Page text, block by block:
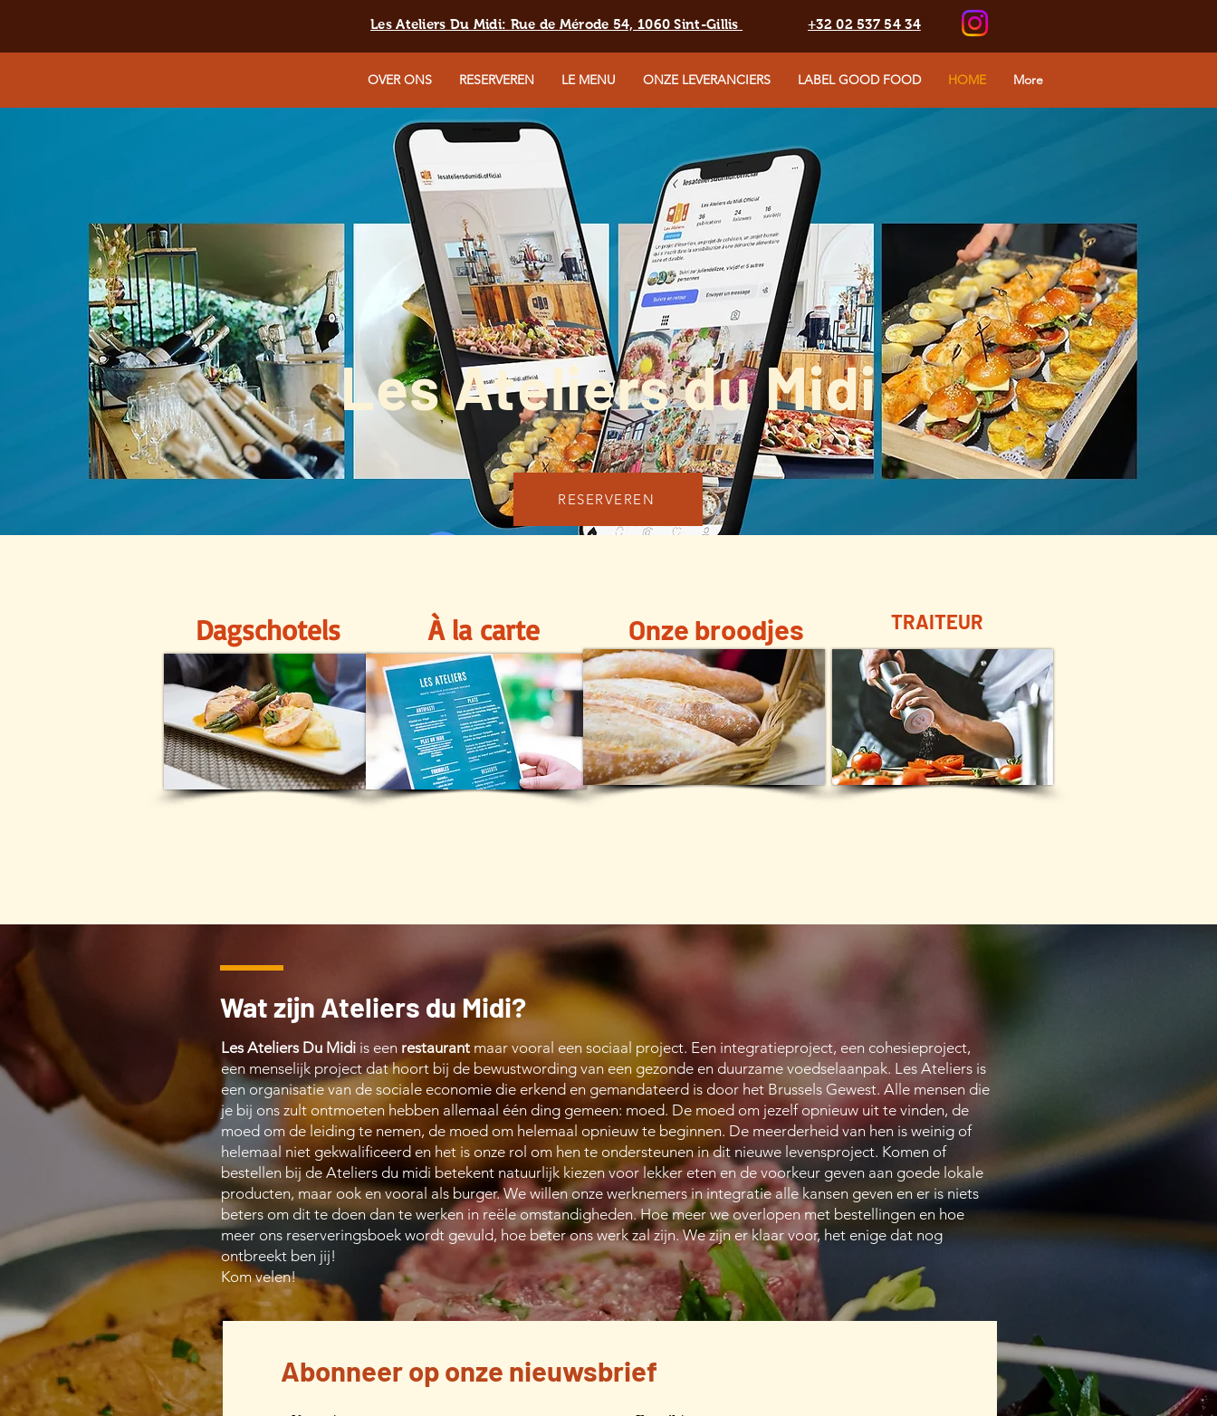
Les Ateliers Du Midi: Rue de Mérode 54, 1060 Sint-Gillis +32 02 537 54 34
OVER ONS RESERVEREN LE MENU ONZE LEVERANCIERS LABEL GOOD FOOD HOME More
Les Ateliers du Midi
RESERVEREN
Dagschotels À la carte TRAITEUR
Onze broodjes
Wat zijn Ateliers du Midi?
Les Ateliers Du Midi is een restaurant maar vooral een sociaal project. Een integratieproject, een cohesieproject,
een menselijk project dat hoort bij de bewustwording van een gezonde en duurzame voedselaanpak. Les Ateliers is
een organisatie van de sociale economie die erkend en gemandateerd is door het Brussels Gewest. Alle mensen die
je bij ons zult ontmoeten hebben allemaal één ding gemeen: moed. De moed om jezelf opnieuw uit te vinden, de
moed om de leiding te nemen, de moed om helemaal opnieuw te beginnen. De meerderheid van hen is weinig of
helemaal niet gekwalificeerd en het is onze rol om hen te ondersteunen in dit nieuwe levensproject. Komen of
bestellen bij de Ateliers du midi betekent natuurlijk kiezen voor lekker eten en de voorkeur geven aan goede lokale
producten, maar ook en vooral als burger. We willen onze werknemers in integratie alle kansen geven en er is niets
beters om dit te doen dan te werken in reële omstandigheden. Hoe meer we overlopen met bestellingen en hoe
meer ons reserveringsboek wordt gevuld, hoe beter ons werk zal zijn. We zijn er klaar voor, het enige dat nog
ontbreekt ben jij!
Kom velen!
Abonneer op onze nieuwsbrief